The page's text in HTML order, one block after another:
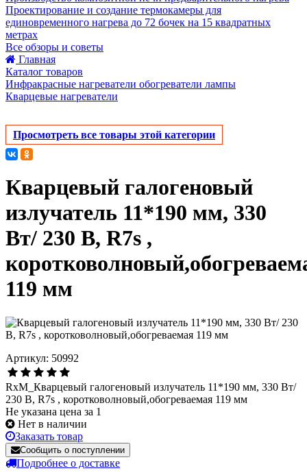
Проектирование и создание термокамеры для
единовременного нагрева до 72 бочек на 15 квадратных
метрах
Все обзоры и советы
Главная
Каталог товаров
Инфракрасные нагреватели обогреватели лампы
Кварцевые нагреватели
Просмотреть все товары этой категории
Кварцевый галогеновый
излучатель 11*190 мм, 330
Вт/ 230 В, R7s ,
119 мм
Артикул: 50992
RxM_Кварцевый галогеновый излучатель 11*190 мм, 330 Вт/
230 В, R7s , коротковолновый,обогреваемая 119 мм
Не указана цена за 1
Нет в наличии
Заказать товар
Сообщить о поступлении
Подробнее о доставке